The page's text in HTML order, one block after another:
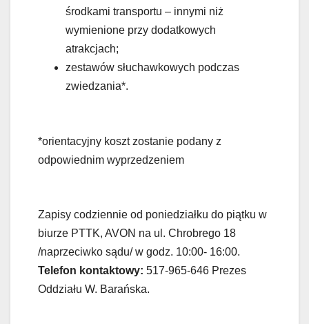
środkami transportu – innymi niż
wymienione przy dodatkowych
atrakcjach;
zestawów słuchawkowych podczas
zwiedzania*.
*orientacyjny koszt zostanie podany z
odpowiednim wyprzedzeniem
Zapisy codziennie od poniedziałku do piątku w
biurze PTTK, AVON na ul. Chrobrego 18
/naprzeciwko sądu/ w godz. 10:00- 16:00.
Telefon kontaktowy: 517-965-646 Prezes
Oddziału W. Barańska.